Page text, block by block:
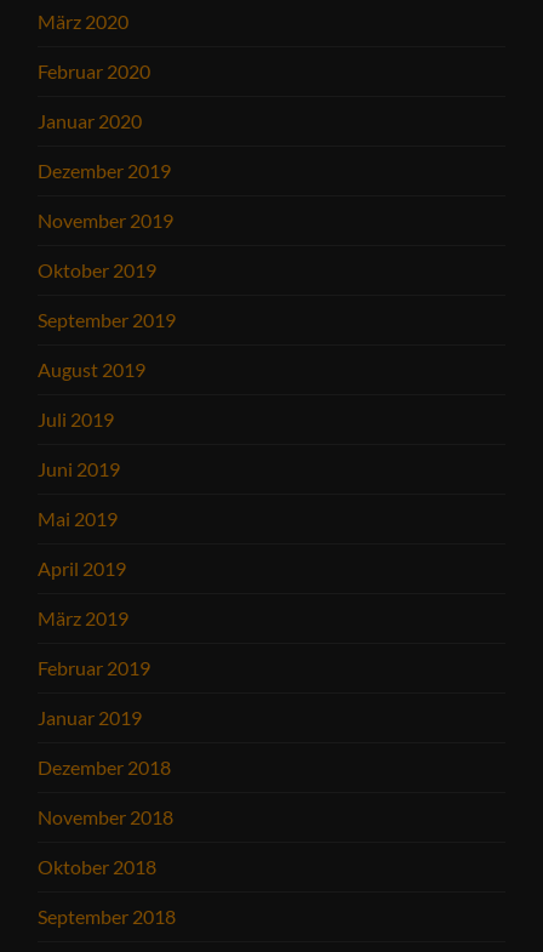
März 2020
Februar 2020
Januar 2020
Dezember 2019
November 2019
Oktober 2019
September 2019
August 2019
Juli 2019
Juni 2019
Mai 2019
April 2019
März 2019
Februar 2019
Januar 2019
Dezember 2018
November 2018
Oktober 2018
September 2018